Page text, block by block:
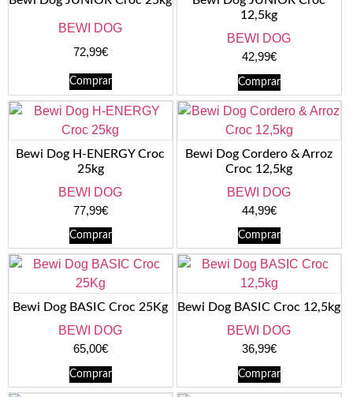
BEWI DOG
72,99€
Comprar
12,5kg
BEWI DOG
42,99€
Comprar
Bewi Dog H-ENERGY Croc
25kg
BEWI DOG
77,99€
Comprar
Bewi Dog Cordero & Arroz
Croc 12,5kg
BEWI DOG
44,99€
Comprar
Bewi Dog BASIC Croc 25Kg
BEWI DOG
65,00€
Comprar
Bewi Dog BASIC Croc 12,5kg
BEWI DOG
36,99€
Comprar